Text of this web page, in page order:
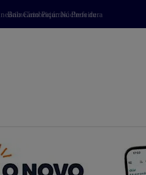
Balneário Piçarras: Prefeitura
apresenta projeto da Praça do